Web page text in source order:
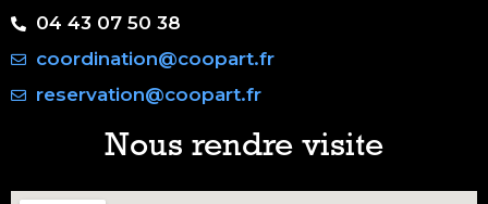
04 43 07 50 38
coordination@coopart.fr
reservation@coopart.fr
Nous rendre visite